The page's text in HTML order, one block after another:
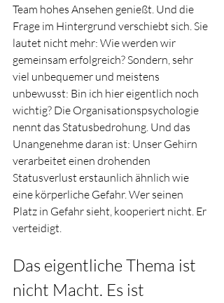
Team hohes Ansehen genießt. Und die
Frage im Hintergrund verschiebt sich. Sie
lautet nicht mehr: Wie werden wir
gemeinsam erfolgreich? Sondern, sehr
viel unbequemer und meistens
unbewusst: Bin ich hier eigentlich noch
wichtig? Die Organisationspsychologie
nennt das Statusbedrohung. Und das
Unangenehme daran ist: Unser Gehirn
verarbeitet einen drohenden
Statusverlust erstaunlich ähnlich wie
eine körperliche Gefahr. Wer seinen
Platz in Gefahr sieht, kooperiert nicht. Er
verteidigt.
Das eigentliche Thema ist
nicht Macht. Es ist